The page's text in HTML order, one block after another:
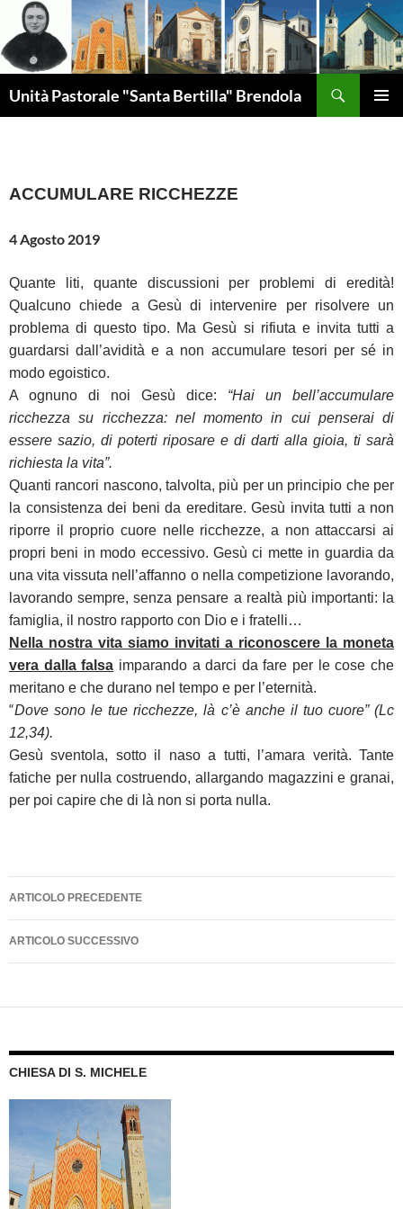
contenuto
Unità Pastorale "Santa Bertilla" Brendola
ACCUMULARE RICCHEZZE
4 Agosto 2019
Quante liti, quante discussioni per problemi di eredità!
Qualcuno chiede a Gesù di intervenire per risolvere un
problema di questo tipo. Ma Gesù si rifiuta e invita tutti a
guardarsi dall’avidità e a non accumulare tesori per sé in
modo egoistico.
A ognuno di noi Gesù dice: “Hai un bell’accumulare
ricchezza su ricchezza: nel momento in cui penserai di
essere sazio, di poterti riposare e di darti alla gioia, ti sarà
richiesta la vita”.
Quanti rancori nascono, talvolta, più per un principio che per
la consistenza dei beni da ereditare. Gesù invita tutti a non
riporre il proprio cuore nelle ricchezze, a non attaccarsi ai
propri beni in modo eccessivo. Gesù ci mette in guardia da
una vita vissuta nell’affanno o nella competizione lavorando,
lavorando sempre, senza pensare a realtà più importanti: la
famiglia, il nostro rapporto con Dio e i fratelli…
Nella nostra vita siamo invitati a riconoscere la moneta
vera dalla falsa imparando a darci da fare per le cose che
meritano e che durano nel tempo e per l’eternità.
“Dove sono le tue ricchezze, là c’è anche il tuo cuore” (Lc
12,34).
Gesù sventola, sotto il naso a tutti, l’amara verità. Tante
fatiche per nulla costruendo, allargando magazzini e granai,
per poi capire che di là non si porta nulla.
Navigazione
articolo
ARTICOLO PRECEDENTE
ARTICOLO SUCCESSIVO
CHIESA DI S. MICHELE